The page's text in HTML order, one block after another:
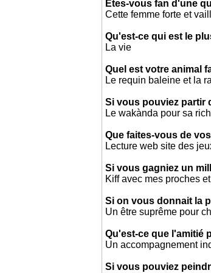
Êtes-vous fan d'une
Cette femme forte et
Qu'est-ce qui est le
La vie
Quel est votre animal
Le requin baleine et la
Si vous pouviez partir
Le wakànda pour sa
Que faites-vous de
Lecture web site des
Si vous gagniez un
Kiff avec mes proches
Si on vous donnait la
Un être suprême pour
Qu'est-ce que l'amitié
Un accompagnement
Si vous pouviez